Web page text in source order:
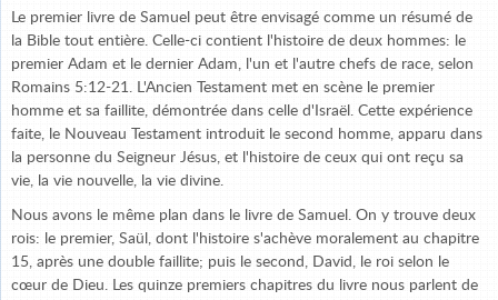
Le premier livre de Samuel peut être envisagé comme un résumé de
la Bible tout entière. Celle-ci contient l'histoire de deux hommes: le
premier Adam et le dernier Adam, l'un et l'autre chefs de race, selon
Romains 5:12-21. L'Ancien Testament met en scène le premier
homme et sa faillite, démontrée dans celle d'Israël. Cette expérience
faite, le Nouveau Testament introduit le second homme, apparu dans
la personne du Seigneur Jésus, et l'histoire de ceux qui ont reçu sa
vie, la vie nouvelle, la vie divine.
Nous avons le même plan dans le livre de Samuel. On y trouve deux
rois: le premier, Saül, dont l'histoire s'achève moralement au chapitre
15, après une double faillite; puis le second, David, le roi selon le
cœur de Dieu. Les quinze premiers chapitres du livre nous parlent de